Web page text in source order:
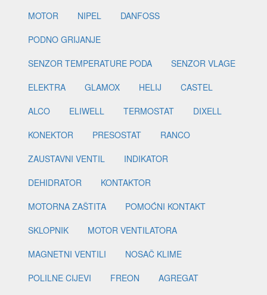
MOTOR
NIPEL
DANFOSS
PODNO GRIJANJE
SENZOR TEMPERATURE PODA
SENZOR VLAGE
ELEKTRA
GLAMOX HELIJ
CASTEL
ALCO
ELIWELL TERMOSTAT
DIXELL
KONEKTOR
PRESOSTAT
RANCO
ZAUSTAVNI VENTIL
INDIKATOR
DEHIDRATOR
KONTAKTOR
MOTORNA ZAŠTITA
POMOĆNI KONTAKT
SKLOPNIK
MOTOR VENTILATORA
MAGNETNI VENTILI
NOSAČ KLIME
POLILNE CIJEVI
FREON
AGREGAT